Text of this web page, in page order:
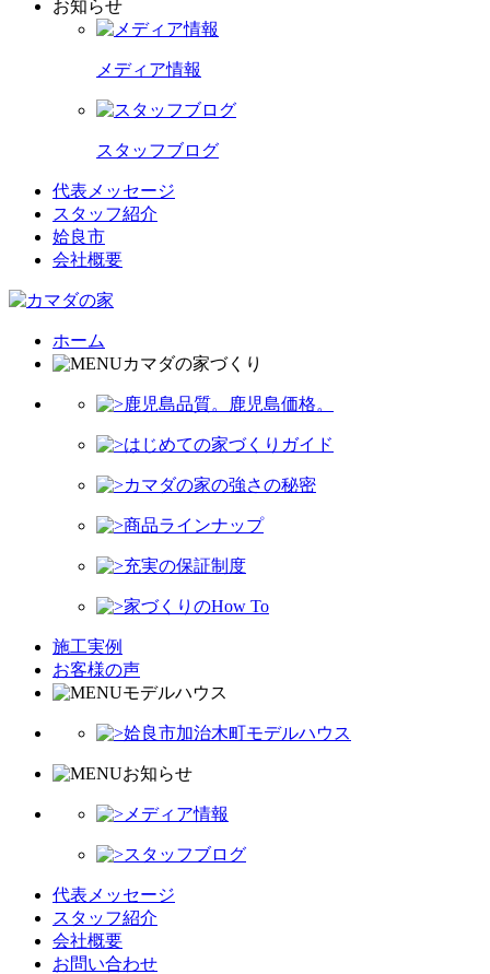
お知らせ
メディア情報
スタッフブログ
代表メッセージ
スタッフ紹介
姶良市
会社概要
ホーム
カマダの家づくり
鹿児島品質。鹿児島価格。
はじめての家づくりガイド
カマダの家の強さの秘密
商品ラインナップ
充実の保証制度
家づくりのHow To
施工実例
お客様の声
モデルハウス
姶良市加治木町モデルハウス
お知らせ
メディア情報
スタッフブログ
代表メッセージ
スタッフ紹介
会社概要
お問い合わせ